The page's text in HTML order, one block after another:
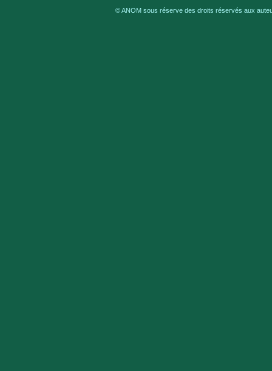
© ANOM sous réserve des droits réservés aux